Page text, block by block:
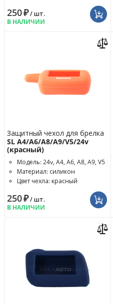
250₽/ шт.
В НАЛИЧИИ
Защитный чехол для брелка
SL A4/A6/A8/A9/V5/24v
(красный)
Модель: 24v, A4, A6, A8, A9, V5
Материал: силикон
Цвет чехла: красный
250₽/ шт.
В НАЛИЧИИ